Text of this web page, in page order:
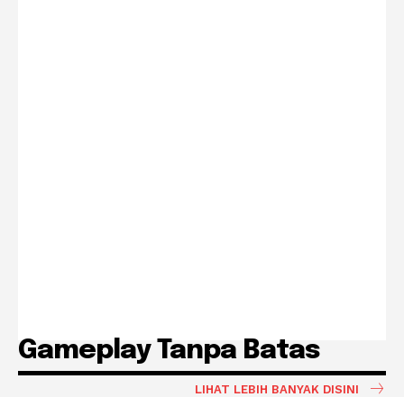
Gameplay Tanpa Batas
LIHAT LEBIH BANYAK DISINI